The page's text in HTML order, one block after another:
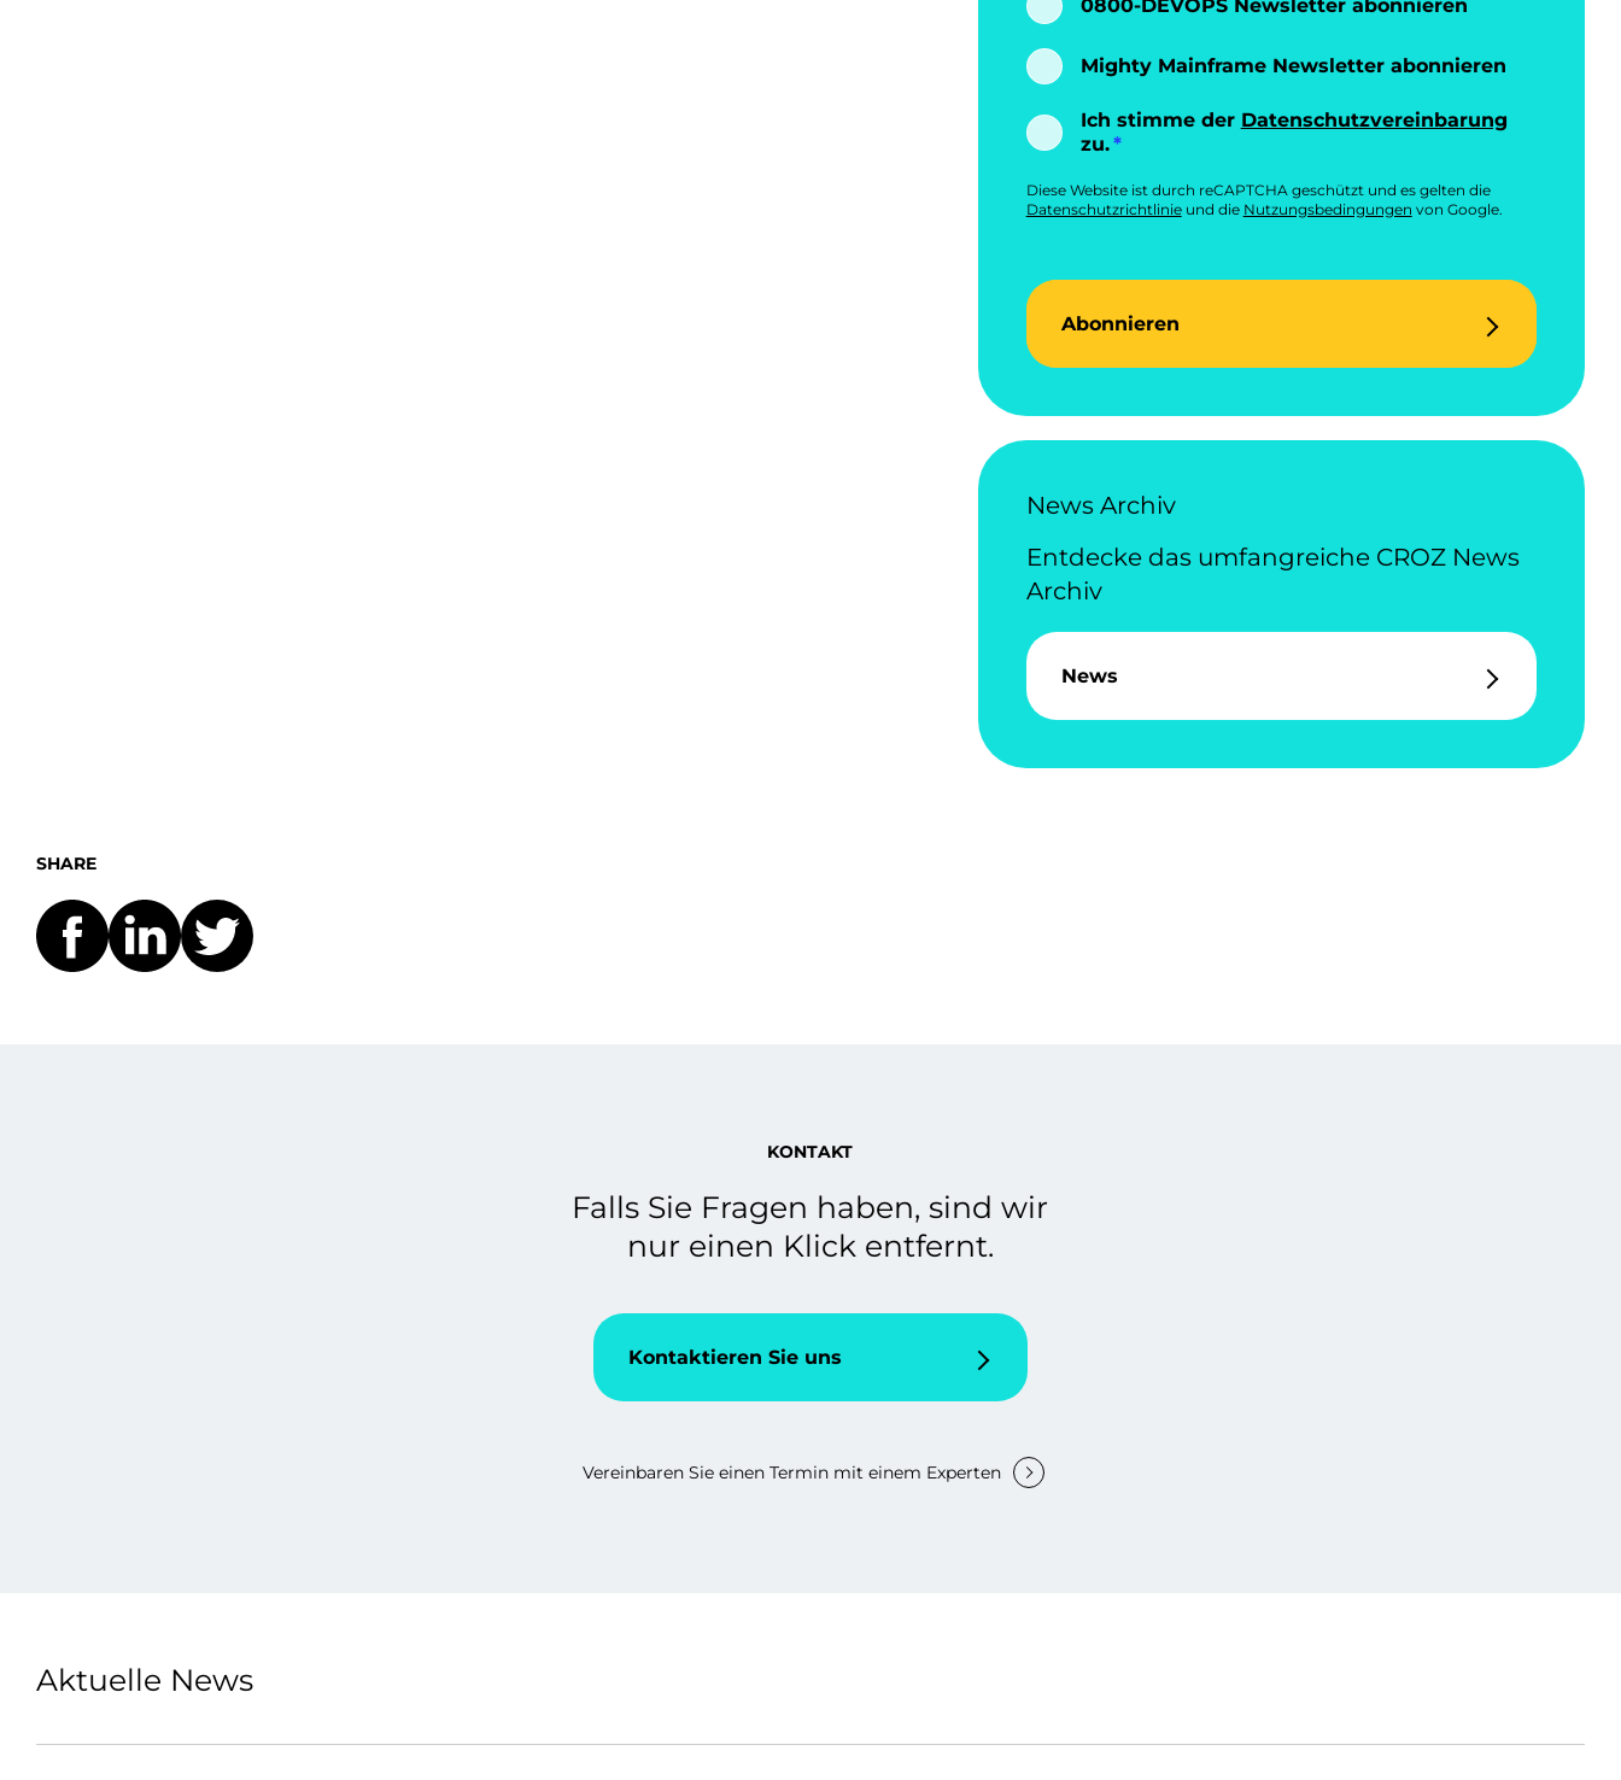
0800-DEVOPS Newsletter abonnieren
Mighty Mainframe Newsletter abonnieren
Ich stimme der Datenschutzvereinbarung
zu.
Diese Website ist durch reCAPTCHA geschützt und es gelten die
Datenschutzrichtlinieund die Nutzungsbedingungen von Google.
Abonnieren
News Archiv
Entdecke das umfangreiche CROZ News
Archiv
News
SHARE
KONTAKT
Falls Sie Fragen haben, sind wir
nur einen Klick entfernt.
Kontaktieren Sie uns
Vereinbaren Sie einen Termin mit einem Experten
Aktuelle News